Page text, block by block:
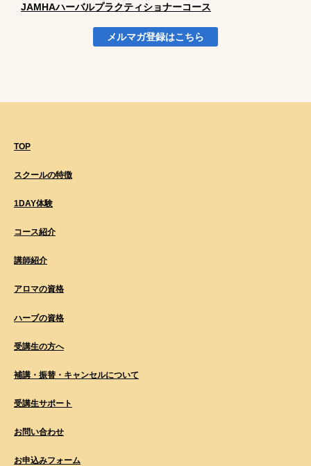
JAMHAハーバルプラクティショナーコース
メルマガ登録はこちら
TOP
スクールの特徴
1DAY体験
コース紹介
講師紹介
アロマの資格
ハーブの資格
受講生の方へ
補講・振替・キャンセルについて
受講生サポート
お問い合わせ
お申込みフォーム